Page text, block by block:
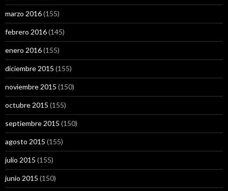
marzo 2016(155)
febrero 2016(145)
enero 2016(155)
diciembre 2015 (155)
noviembre 2015 (150)
octubre 2015 (155)
septiembre 2015 (150)
agosto 2015 (155)
julio 2015 (155)
junio 2015 (150)